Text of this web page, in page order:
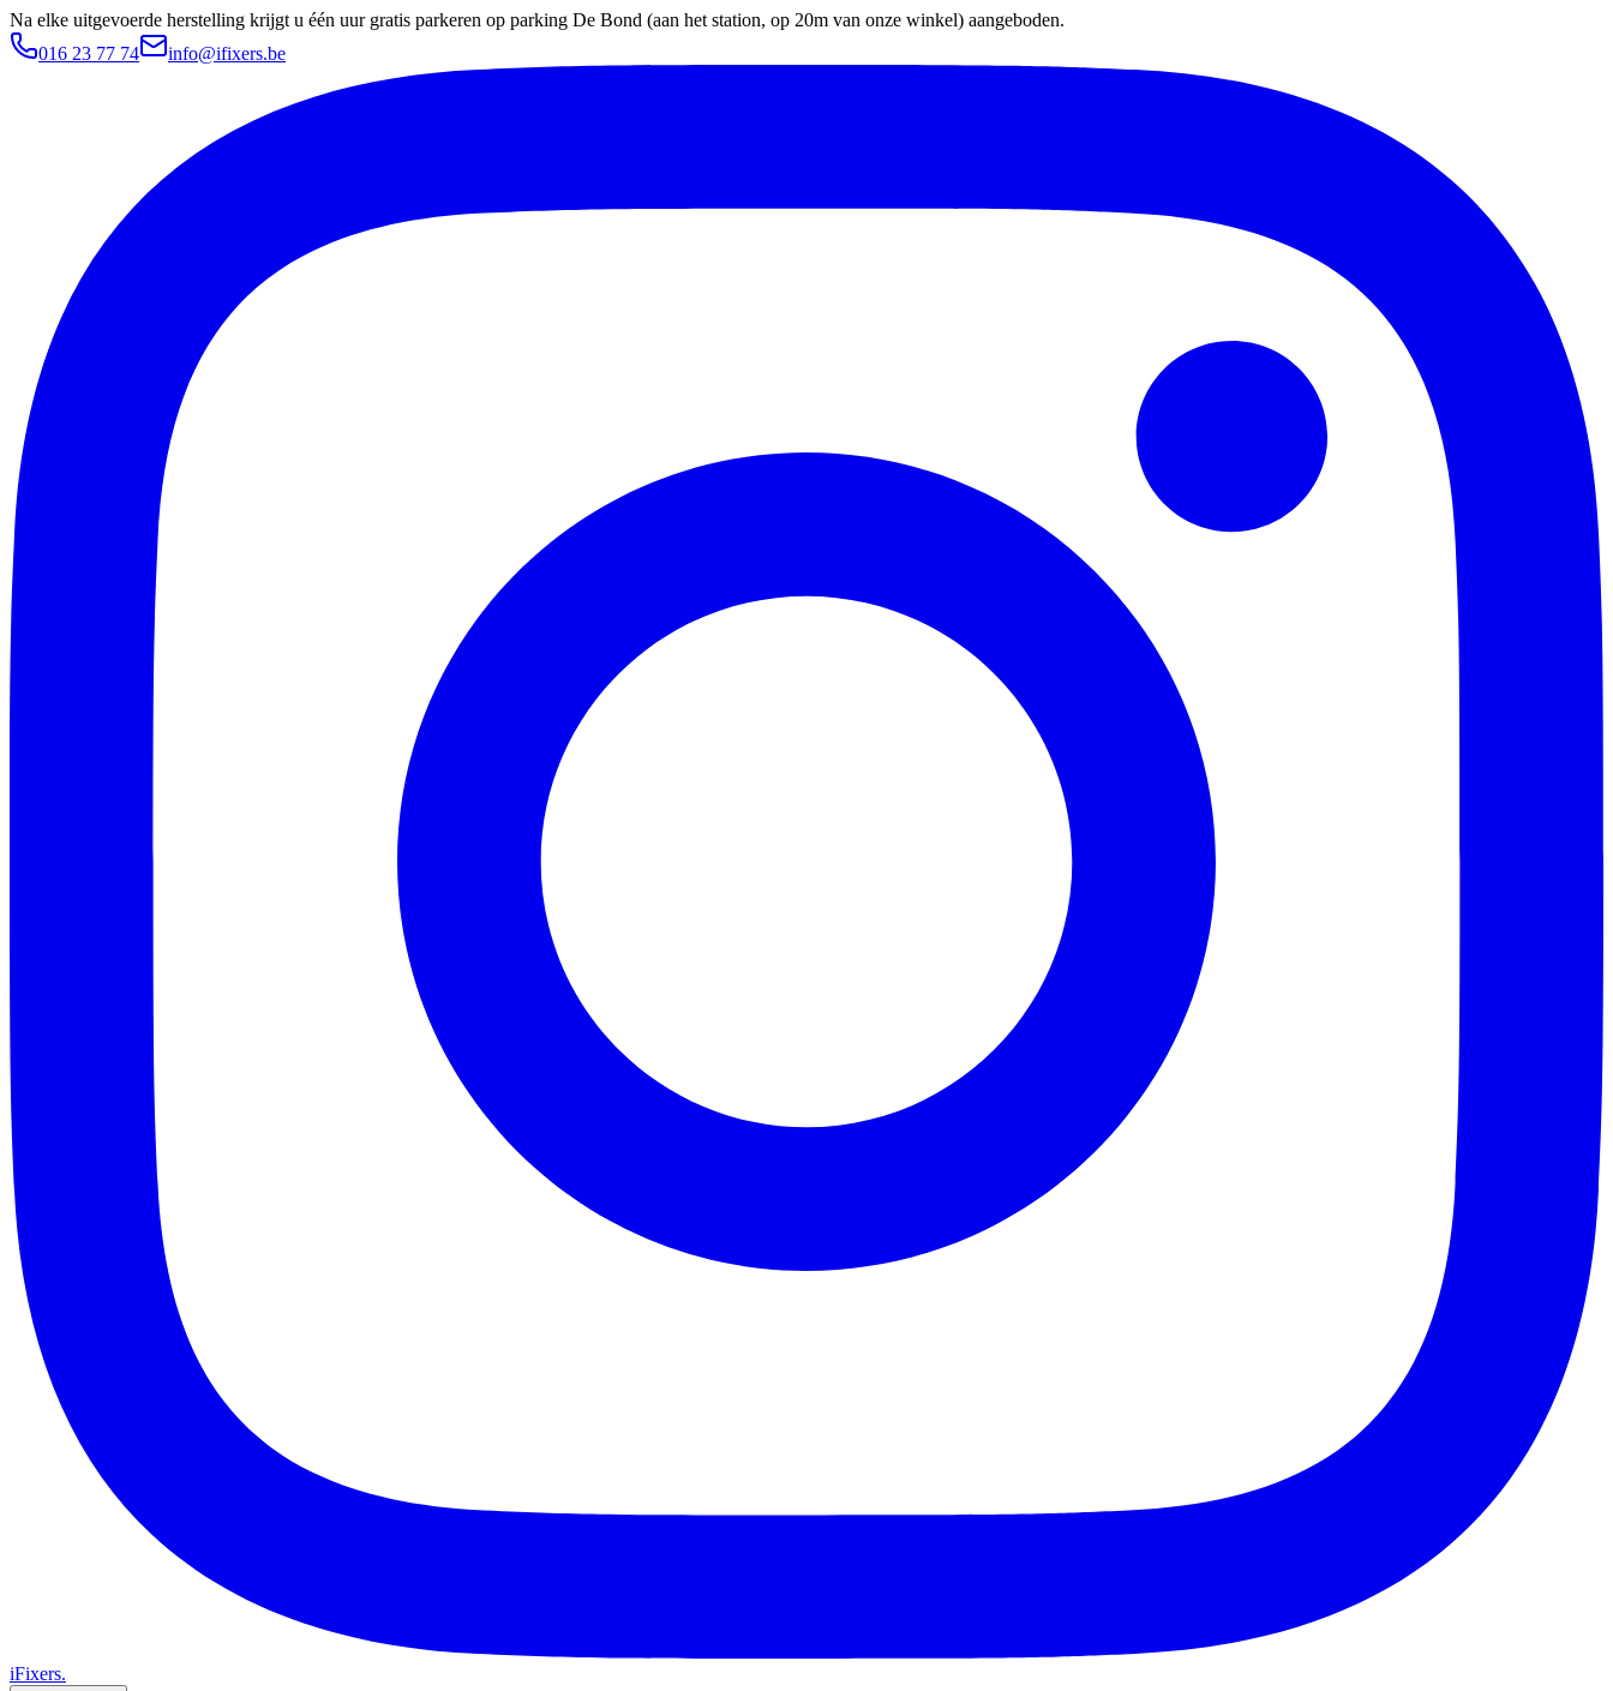
Na elke uitgevoerde herstelling krijgt u één uur gratis parkeren op parking De Bond (aan het station, op 20m van onze winkel) aangeboden.
016 23 77 74
info@ifixers.be
iFixers.